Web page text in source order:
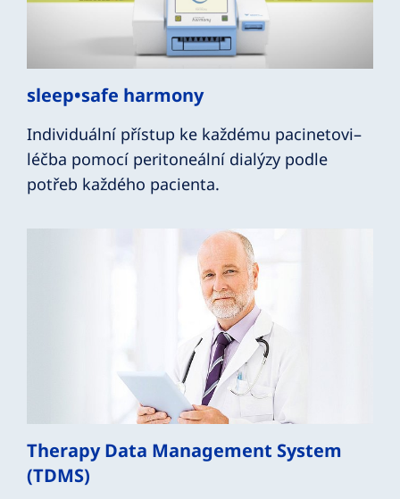
sleep•safe harmony
Individuální přístup ke každému pacinetovi–
léčba pomocí peritoneální dialýzy podle
potřeb každého pacienta.
Therapy Data Management System
(TDMS)